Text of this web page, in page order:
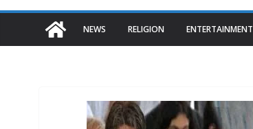
NEWS RELIGION ENTERTAINMENT